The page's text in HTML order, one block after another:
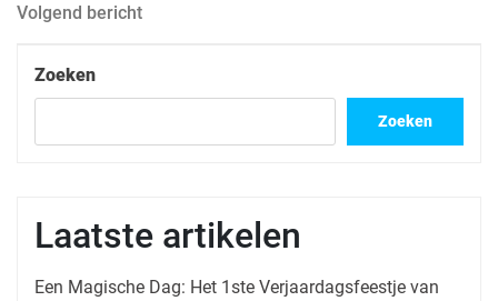
Volgend
Volgend bericht
Zoeken
Zoeken
Laatste artikelen
Een Magische Dag: Het 1ste Verjaardagsfeestje van